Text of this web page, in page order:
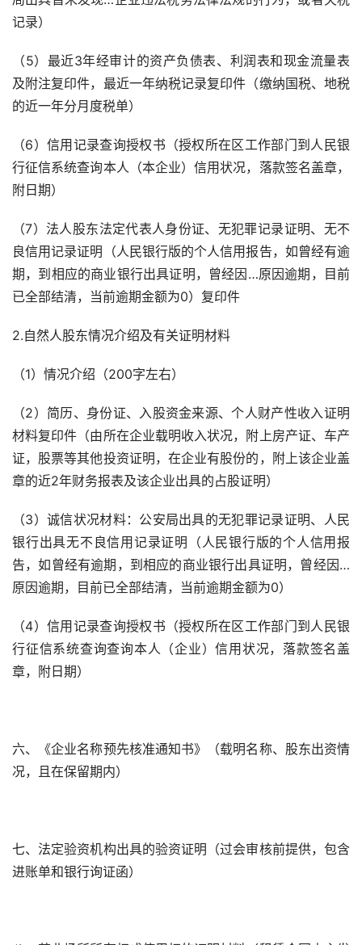
记录）
（5）最近3年经审计的资产负债表、利润表和现金流量表
及附注复印件，最近一年纳税记录复印件（缴纳国税、地税
的近一年分月度税单）
（6）信用记录查询授权书（授权所在区工作部门到人民银
行征信系统查询本人（本企业）信用状况，落款签名盖章，
附日期）
（7）法人股东法定代表人身份证、无犯罪记录证明、无不
良信用记录证明（人民银行版的个人信用报告，如曾经有逾
期，到相应的商业银行出具证明，曾经因…原因逾期，目前
已全部结清，当前逾期金额为0）复印件
2.自然人股东情况介绍及有关证明材料
（1）情况介绍（200字左右）
（2）简历、身份证、入股资金来源、个人财产性收入证明
材料复印件（由所在企业载明收入状况，附上房产证、车产
证，股票等其他投资证明，在企业有股份的，附上该企业盖
章的近2年财务报表及该企业出具的占股证明）
（3）诚信状况材料：公安局出具的无犯罪记录证明、人民
银行出具无不良信用记录证明（人民银行版的个人信用报
告，如曾经有逾期，到相应的商业银行出具证明，曾经因…
原因逾期，目前已全部结清，当前逾期金额为0）
（4）信用记录查询授权书（授权所在区工作部门到人民银
行征信系统查询查询本人（企业）信用状况，落款签名盖
章，附日期）
六、《企业名称预先核准通知书》（载明名称、股东出资情
况，且在保留期内）
七、法定验资机构出具的验资证明（过会审核前提供，包含
进账单和银行询证函）